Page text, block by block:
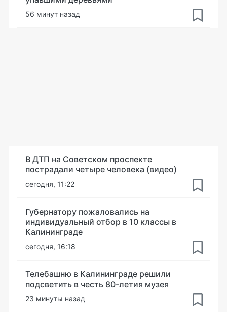
56 минут назад
В ДТП на Советском проспекте
пострадали четыре человека (видео)
сегодня, 11:22
Губернатору пожаловались на
индивидуальный отбор в 10 классы в
Калининграде
сегодня, 16:18
Телебашню в Калининграде решили
подсветить в честь 80-летия музея
23 минуты назад